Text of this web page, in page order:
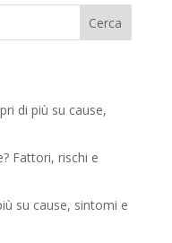
Cerca
di più su cause,
Fattori, rischi e
su cause, sintomi e